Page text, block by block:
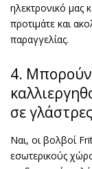
ηλεκτρονικό μας
προτιμάτε και
παραγγελίας.
4.
σε
Ναι, οι βολβοί
εσωτερικούς